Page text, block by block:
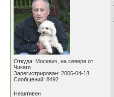
Откуда: Москвич, на севере от
Чикаго
Зарегистрирован: 2006-04-18
Сообщений: 8492
Неактивен